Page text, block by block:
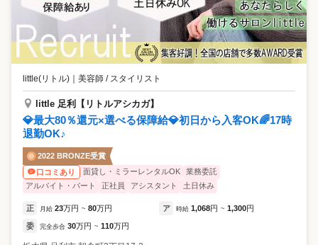
ことが可能です！ ・ミルボン、プジョリ、イルミナカラーなど、高品質
な商材を揃えています。
little(リトル) ｜ 美容師 / スタイリスト
little 足利【リトルアシカガ】
💎最大80％還元×選べる保障給💎初日から入客OK🌈17時
退勤OK♪
2022 BRONZE受賞
口コミあり
面貸し・ミラーレンタルOK
業務委託
アルバイト・パート
正社員 アシスタント 土日休み
正 月給 23万円 ~ 80万円 ア 時給 1,068円 ~ 1,300円
委 完全歩合 30万円 ~ 110万円